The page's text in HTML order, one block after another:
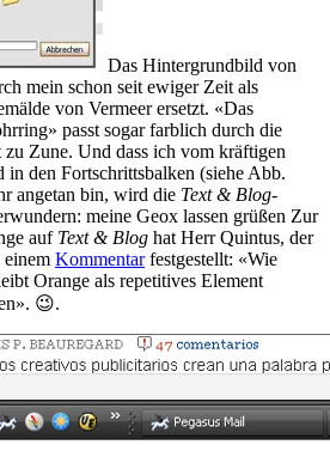
Das Hintergrundbild von
mein schon seit ewiger Zeit als
von Vermeer ersetzt. «Das
passt sogar farblich durch die
Zune. Und dass ich vom kräftigen
in den Fortschrittsbalken (siehe Abb.
angetan bin, wird die Text & Blog-
meine Geox lassen grüßen Zur
auf Text & Blog hat Herr Quintus, der
Kommentarfestgestellt: «Wie
Orange als repetitives Element
😉.